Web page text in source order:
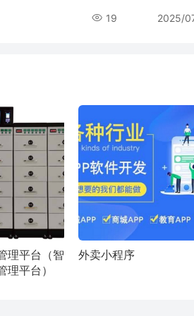
19 2025/
理平台（智
理平台）
外卖小程序